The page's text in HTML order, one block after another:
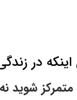
شوید نه